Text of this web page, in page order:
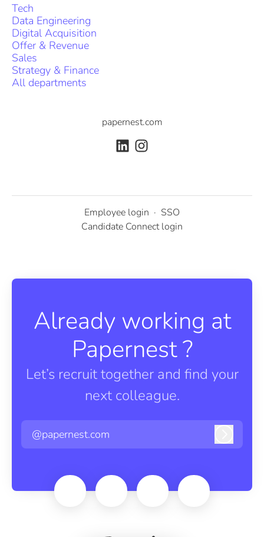
Tech
Data Engineering
Digital Acquisition
Offer & Revenue
Sales
Strategy & Finance
All departments
papernest.com
Employee login · SSO
Candidate Connect login
Already working at
Papernest ?
Let’s recruit together and find your
next colleague.
@papernest.com